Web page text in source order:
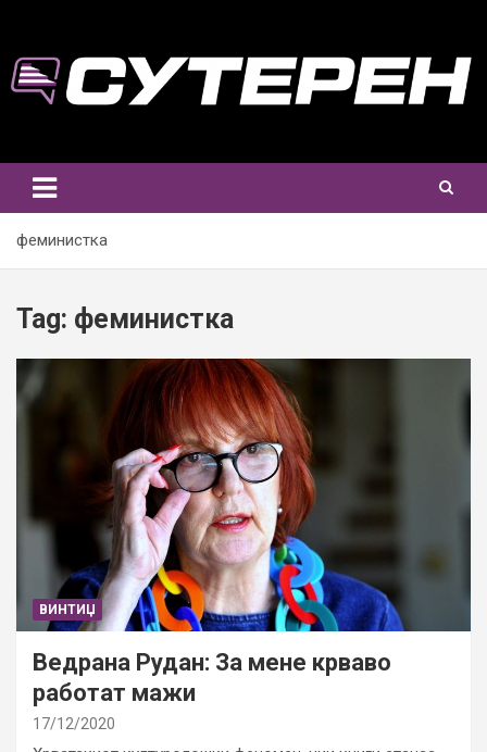
content
феминистка
Tag: феминистка
ВИНТИЏ
Ведрана Рудан: За мене крваво
работат мажи
17/12/2020